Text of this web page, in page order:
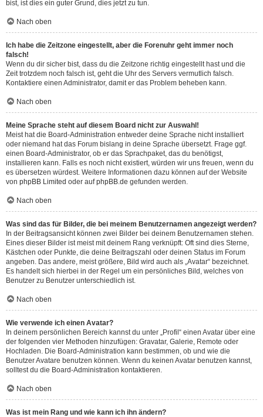
bist, ist dies ein guter Grund, dies jetzt zu tun.
Nach oben
Ich habe die Zeitzone eingestellt, aber die Forenuhr geht immer noch
falsch!
Wenn du dir sicher bist, dass du die Zeitzone richtig eingestellt hast und die
Zeit trotzdem noch falsch ist, geht die Uhr des Servers vermutlich falsch.
Kontaktiere einen Administrator, damit er das Problem beheben kann.
Nach oben
Meine Sprache steht auf diesem Board nicht zur Auswahl!
Meist hat die Board-Administration entweder deine Sprache nicht installiert
oder niemand hat das Forum bislang in deine Sprache übersetzt. Frage ggf.
einen Board-Administrator, ob er das Sprachpaket, das du benötigst,
installieren kann. Falls es noch nicht existiert, würden wir uns freuen, wenn du
es übersetzen würdest. Weitere Informationen dazu können auf der Website
von phpBB Limited oder aufphpBB.de gefunden werden.
Nach oben
Was sind das für Bilder, die bei meinem Benutzernamen angezeigt werden?
In der Beitragsansicht können zwei Bilder bei deinem Benutzernamen stehen.
Eines dieser Bilder ist meist mit deinem Rang verknüpft: Oft sind dies Sterne,
Kästchen oder Punkte, die deine Beitragszahl oder deinen Status im Forum
angeben. Das andere, meist größere, Bild wird auch als „Avatar“ bezeichnet.
Es handelt sich hierbei in der Regel um ein persönliches Bild, welches von
Benutzer zu Benutzer unterschiedlich ist.
Nach oben
Wie verwende ich einen Avatar?
In deinem persönlichen Bereich kannst du unter „Profil“ einen Avatar über eine
der folgenden vier Methoden hinzufügen: Gravatar, Galerie, Remote oder
Hochladen. Die Board-Administration kann bestimmen, ob und wie die
Benutzer Avatare benutzen können. Wenn du keinen Avatar benutzen kannst,
solltest du die Board-Administration kontaktieren.
Nach oben
Was ist mein Rang und wie kann ich ihn ändern?